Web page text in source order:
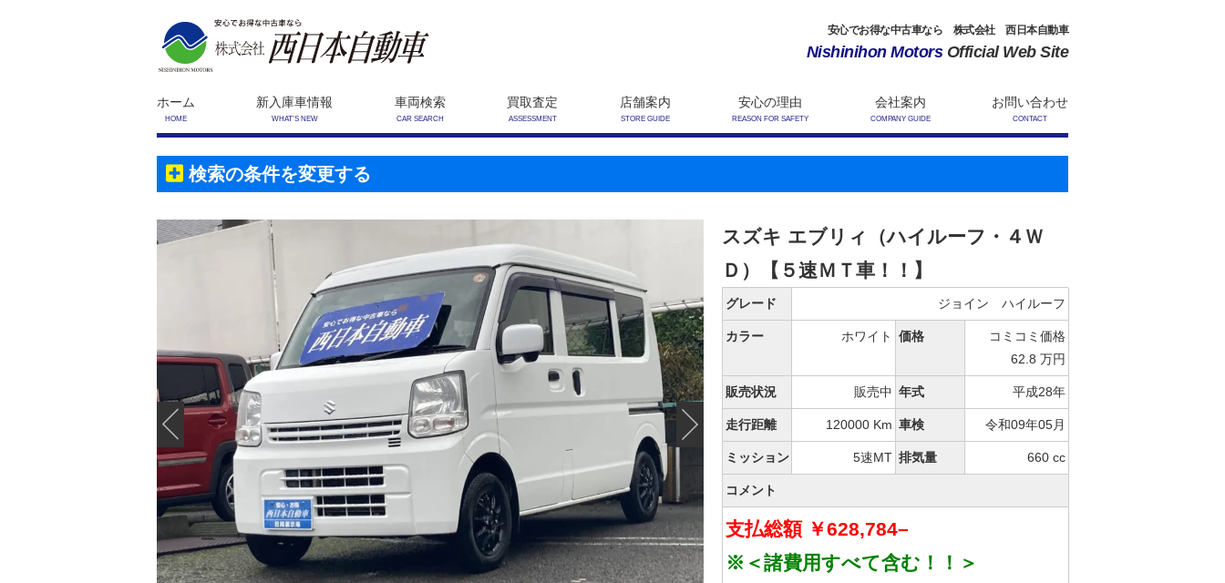
安心でお得な中古車なら 株式会社 西日本自動車
Nishinihon MotorsOfficial Web Site
ホーム
HOME
新入庫車情報
WHAT’S NEW
車両検索
CAR SEARCH
買取査定
ASSESSMENT
店舗案内
STORE GUIDE
安心の理由
REASON FOR SAFETY
会社案内
COMPANY GUIDE
お問い合わせ
CONTACT
検索の条件を変更する
Previous Next
スズキ エブリィ（ハイルーフ・４Ｗ
Ｄ）【５速ＭＴ車！！】
グレード ジョイン ハイルーフ
カラー ホワイト 価格
コミコミ価格
62.8 万円
販売状況 販売中 年式 平成28年
走行距離 120000 Km 車検 令和09年05月
ミッション 5速MT 排気量 660 cc
コメント
支払総額 ￥628,784–
※＜諸費用すべて含む！！＞